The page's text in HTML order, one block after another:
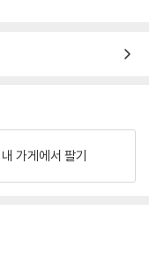
내 가게에서 팔기